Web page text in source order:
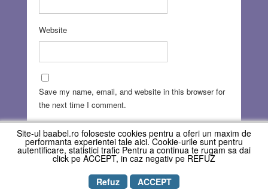
Website
Save my name, email, and website in this browser for
the next time I comment.
Copyright © REVISTA BAABEL
Site-ul baabel.ro foloseste cookies pentru a oferi un maxim de
performanta experientei tale aici. Cookie-urile sunt pentru
autentificare, statistici trafic Pentru a continua te rugam sa dai
click pe ACCEPT, in caz negativ pe REFUZ
Refuz
ACCEPT